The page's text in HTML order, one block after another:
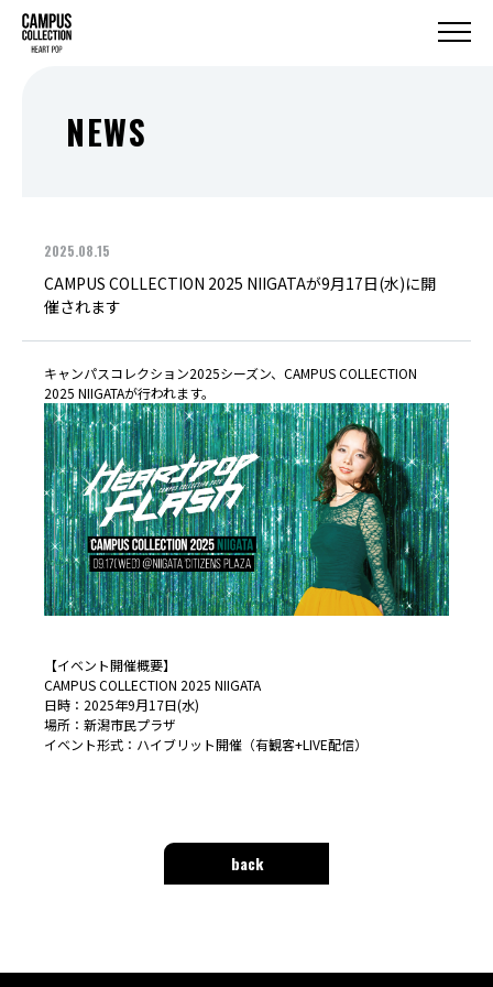
NEWS
2025.08.15
CAMPUS COLLECTION 2025 NIIGATAが9月17日(水)に開
催されます
キャンパスコレクション2025シーズン、CAMPUS COLLECTION
2025 NIIGATAが行われます。
【イベント開催概要】
CAMPUS COLLECTION 2025 NIIGATA
日時：2025年9月17日(水)
場所：新潟市民プラザ
イベント形式：ハイブリット開催（有観客+LIVE配信）
back